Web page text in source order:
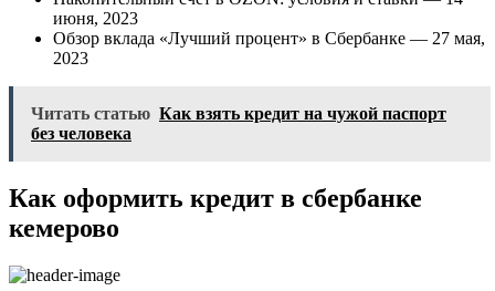
июня, 2023
Обзор вклада «Лучший процент» в Сбербанке — 27 мая,
2023
Читать статью Как взять кредит на чужой паспорт
без человека
Как оформить кредит в сбербанке
кемерово